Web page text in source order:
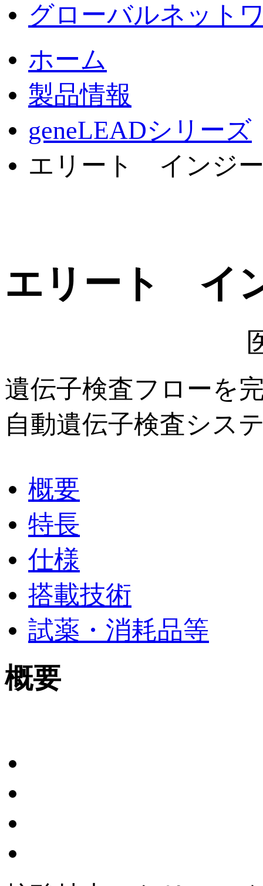
グローバルネット
ホーム
製品情報
geneLEADシリーズ
エリート インジ
エリート イ
遺伝子検査フローを
自動遺伝子検査シス
概要
特長
仕様
搭載技術
試薬・消耗品等
概要